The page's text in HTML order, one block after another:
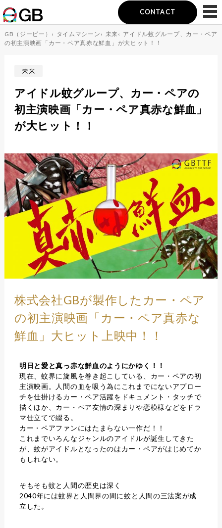
CONTACT
GB（ジービー） ‹ タイムマシーン ‹ 未来‹ アイドル蚊グループ、カー・ペア
の初主演映画「カー・ペア真赤な鮮血」が大ヒット！！
未来
アイドル蚊グループ、カー・ペアの
初主演映画「カー・ペア真赤な鮮血」
が大ヒット！！
株式会社GBが製作したカー・ペア
の初主演映画「カー・ペア真赤な
鮮血」大ヒット上映中！！
明日と愛と真っ赤な鮮血のようにかゆく！！
現在、蚊界に旋風を巻き起こしている、カー・ペアの初
主演映画。人間の血を吸う為にこれまでにないアプロー
チを仕掛けるカー・ペア活躍をドキュメント・タッチで
描くほか、カー・ペア友情の深まりや恋模様などをドラ
マ仕立てで綴る。
カー・ペアファンにはたまらない一作だ！！
これまでいろんなジャンルのアイドルが誕生してきた
が、蚊がアイドルとなったのはカー・ペアがはじめてか
もしれない。
そもそも蚊と人間の歴史は深く
2040年には蚊界と人間界の間に蚊と人間の三法案が成
立した。